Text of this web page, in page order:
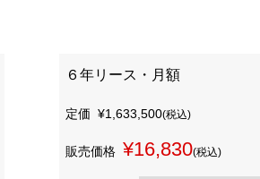
６年リース・月額
定価 ¥1,633,500(税込)
販売価格 ¥16,830(税込)